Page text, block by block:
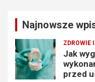
Najnowsze
ZDROWIE
Jak
przed